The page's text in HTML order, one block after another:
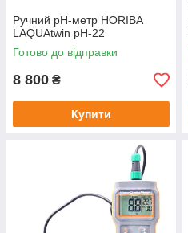
Ручний рН-метр HORIBA
LAQUAtwin pH-22
Готово до відправки
8 800 ₴
Купити